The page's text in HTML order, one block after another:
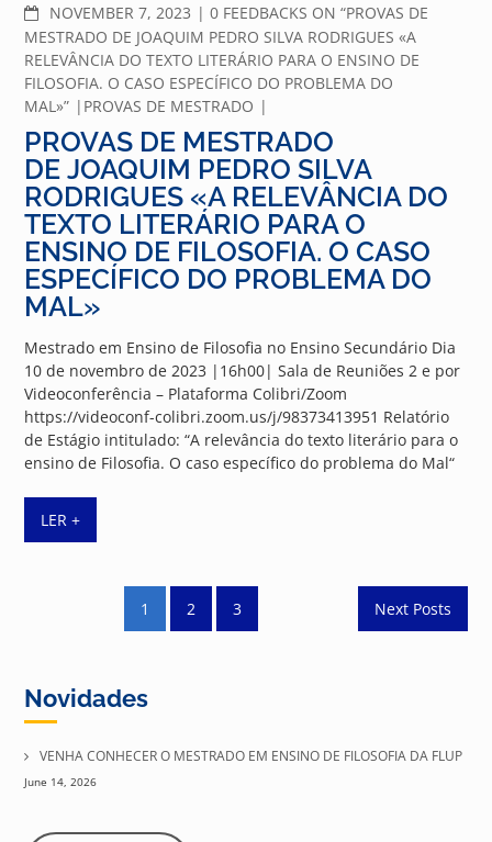
NOVEMBER 7, 2023 COMMENTS
0 FEEDBACKS ON “PROVAS DE
MESTRADO DE JOAQUIM PEDRO SILVA RODRIGUES «A
RELEVÂNCIA DO TEXTO LITERÁRIO PARA O ENSINO DE
FILOSOFIA. O CASO ESPECÍFICO DO PROBLEMA DO
MAL»”
PROVAS DE MESTRADO
PROVAS DE MESTRADO
DE JOAQUIM PEDRO SILVA
RODRIGUES «A RELEVÂNCIA DO
TEXTO LITERÁRIO PARA O
ENSINO DE FILOSOFIA. O CASO
ESPECÍFICO DO PROBLEMA DO
MAL»
Mestrado em Ensino de Filosofia no Ensino Secundário Dia
10 de novembro de 2023 |16h00| Sala de Reuniões 2 e por
Videoconferência – Plataforma Colibri/Zoom
https://videoconf-colibri.zoom.us/j/98373413951 Relatório
de Estágio intitulado: “A relevância do texto literário para o
ensino de Filosofia. O caso específico do problema do Mal“
LER +
pagination
1 2 3 Next Posts
Novidades
VENHA CONHECER O MESTRADO EM ENSINO DE FILOSOFIA DA FLUP
June 14, 2026